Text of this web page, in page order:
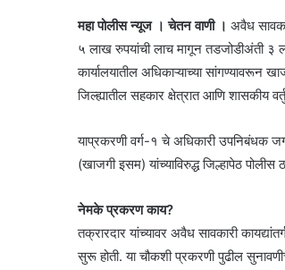
महा पोलीस न्यूज । चेतन वाणी । अवैध
५ लाख रुपयांची लाच मागून तडजोडीअंती ३
कार्यालयातील अधिकाऱ्याच्या
जिल्ह्यातील सहकार क्षेत्रात आणि शासकीय
याप्रकरणी वर्ग-१ चे अधिकारी उपनिबंधक
(खाजगी इसम) यांच्याविरुद्ध जिल्हापेठ
नेमके प्रकरण काय?
तक्रारदार यांच्यावर अवैध सावकारी
सुरू होती. या चौकशी प्रकरणी पुढील